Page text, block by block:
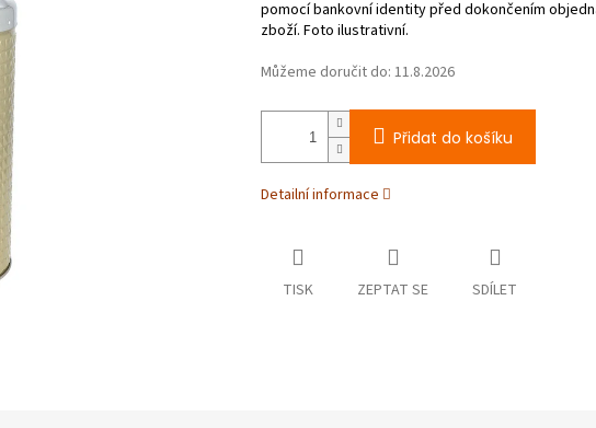
Můžeme doručit do: 11.8.2026
Přidat do košíku
Detailní informace
TISK ZEPTAT SE SDÍLET